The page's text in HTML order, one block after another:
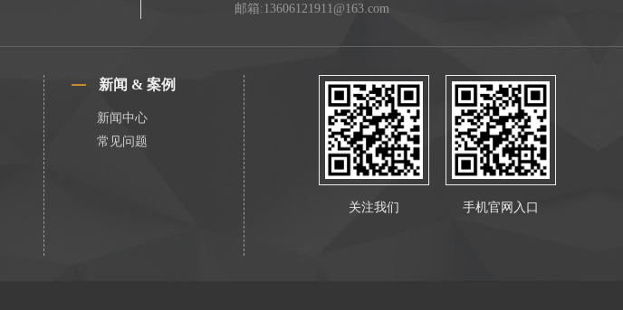
邮箱:13606121911@163.com
新闻 & 案例
新闻中心
常见问题
关注我们 手机官网入口